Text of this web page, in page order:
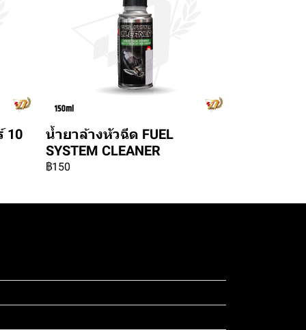
10
น้ำยาล้างหัวฉีด FUEL
SYSTEM CLEANER
฿150